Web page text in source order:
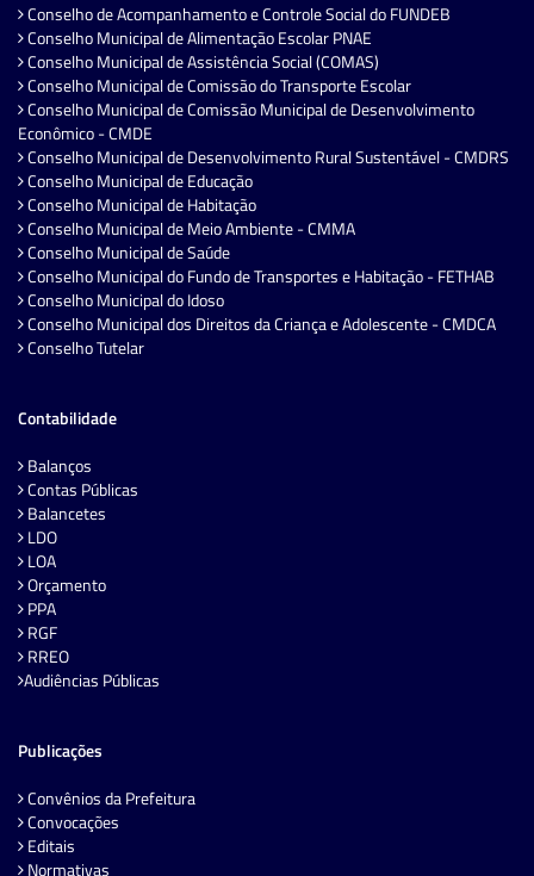
Conselho de Acompanhamento e Controle Social do FUNDEB
Conselho Municipal de Alimentação Escolar PNAE
Conselho Municipal de Assistência Social (COMAS)
Conselho Municipal de Comissão do Transporte Escolar
Conselho Municipal de Comissão Municipal de Desenvolvimento
Econômico - CMDE
Conselho Municipal de Desenvolvimento Rural Sustentável - CMDRS
Conselho Municipal de Educação
Conselho Municipal de Habitação
Conselho Municipal de Meio Ambiente - CMMA
Conselho Municipal de Saúde
Conselho Municipal do Fundo de Transportes e Habitação - FETHAB
Conselho Municipal do Idoso
Conselho Municipal dos Direitos da Criança e Adolescente - CMDCA
Conselho Tutelar
Contabilidade
Balanços
Contas Públicas
Balancetes
LDO
LOA
Orçamento
PPA
RGF
RREO
Audiências Públicas
Publicações
Convênios da Prefeitura
Convocações
Editais
Normativas